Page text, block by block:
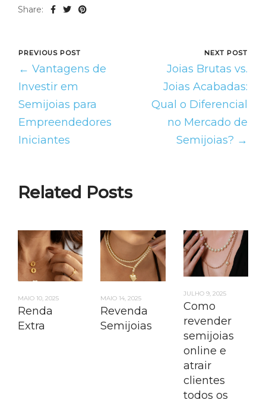
Share:
PREVIOUS POST
← Vantagens de
Investir em
Semijoias para
Empreendedores
Iniciantes
NEXT POST
Joias Brutas vs.
Joias Acabadas:
Qual o Diferencial
no Mercado de
Semijoias? →
Related Posts
MAIO 10, 2025
Renda
Extra
MAIO 14, 2025
Revenda
Semijoias
JULHO 9, 2025
Como
revender
semijoias
online e
atrair
clientes
todos os